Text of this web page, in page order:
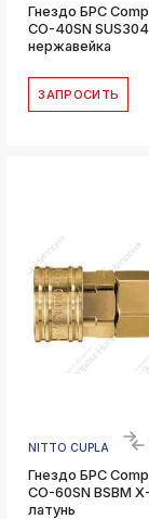
Гнездо БРС
CO-40SN SUS304
нержавейка
ЗАПРОСИТЬ
NITTO CUPLA
Гнездо БРС
CO-60SN BSBM
латунь